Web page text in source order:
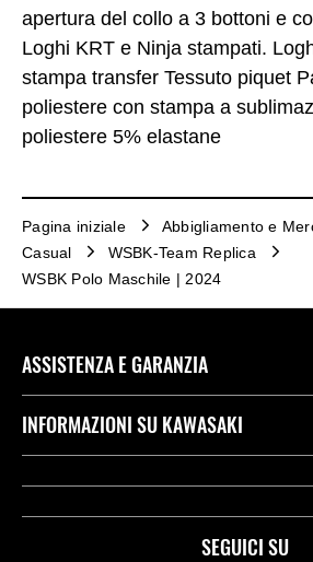
apertura del collo a 3 bottoni e
Loghi KRT e Ninja stampati.
stampa transfer Tessuto piquet
poliestere con stampa a
poliestere 5% elastane
Pagina iniziale
Abbigliamento e
Casual
WSBK-Team Replica
WSBK Polo Maschile | 2024
SEGUICI SU
ASSISTENZA E GARANZIA
Assistenza Stradale Kawasaki
Kawasaki Care
INFORMAZIONI SU KAWASAKI
Società